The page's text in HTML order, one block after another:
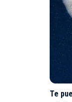
Te